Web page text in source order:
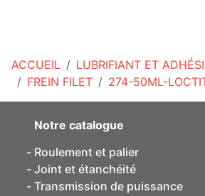
ACCUEIL LUBRIFIANT ET
FREIN FILET
274-50ML-
Notre catalogue
Roulement et palier
Joint et étanchéité
Transmission de puissance